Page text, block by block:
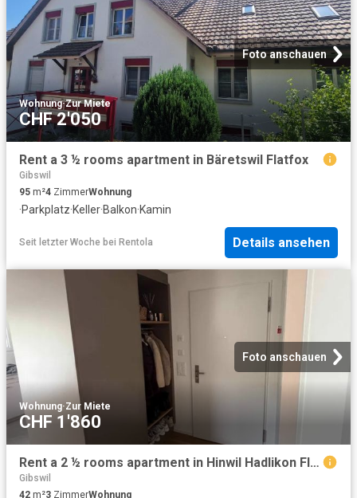
Foto anschauen
Wohnung·Zur Miete
CHF 2'050
Rent a 3 ½ rooms apartment in Bäretswil Flatfox
Gibswil
95 m²4 ZimmerWohnung
·Parkplatz·Keller·Balkon·Kamin
Seit letzter Woche bei Rentola Details ansehen
Foto anschauen
Wohnung·Zur Miete
CHF 1'860
Rent a 2 ½ rooms apartment in Hinwil Hadlikon Flatfox
Gibswil
42 m²3 ZimmerWohnung